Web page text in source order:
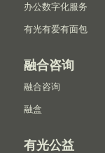
办公数字化服务
有光有爱有面包
融合咨询
融合咨询
融盒
有光公益